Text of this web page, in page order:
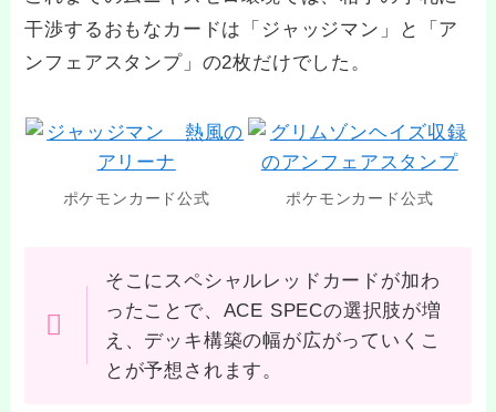
干渉するおもなカードは「ジャッジマン」と「ア
ンフェアスタンプ」の2枚だけでした。
ポケモンカード公式 ポケモンカード公式
そこにスペシャルレッドカードが加わ
ったことで、ACE SPECの選択肢が増
え、デッキ構築の幅が広がっていくこ
とが予想されます。